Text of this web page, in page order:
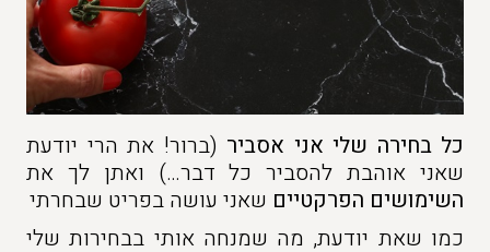
כל בחירה שלי אני אסביר (ברור! את הרי יודעת
שאני אוהבת להסביר כל דבר…) ואתן לך את
השימושים הפרקטיים שאני עושה בפריט שבחרתי
כמו שאת יודעת, מה שמנחה אותי בבחירות שלי